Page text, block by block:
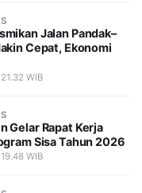
Jalan Pandak–
Cepat, Ekonomi
WIB
Gelar Rapat Kerja
Sisa Tahun 2026
WIB